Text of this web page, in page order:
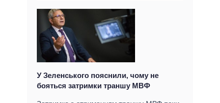
У Зеленського пояснили, чому не
бояться затримки траншу МВФ